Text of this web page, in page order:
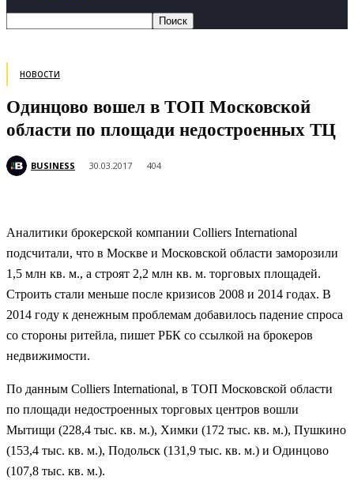
НОВОСТИ
Одинцово вошел в ТОП Московской
области по площади недостроенных ТЦ
BUSINESS 30.03.2017 404
Аналитики брокерской компании Colliers International
подсчитали, что в Москве и Московской области заморозили
1,5 млн кв. м., а строят 2,2 млн кв. м. торговых площадей.
Строить стали меньше после кризисов 2008 и 2014 годах. В
2014 году к денежным проблемам добавилось падение спроса
со стороны ритейла, пишет РБК со ссылкой на брокеров
недвижимости.
По данным Colliers International, в ТОП Московской области
по площади недостроенных торговых центров вошли
Мытищи (228,4 тыс. кв. м.), Химки (172 тыс. кв. м.), Пушкино
(153,4 тыс. кв. м.), Подольск (131,9 тыс. кв. м.) и Одинцово
(107,8 тыс. кв. м.).